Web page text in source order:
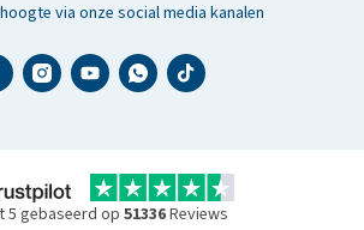
via onze social media kanalen
5 gebaseerd op 51336Reviews